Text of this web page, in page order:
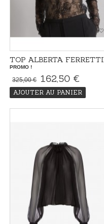
TOP ALBERTA FERRETTI
PROMO !
325,00 € 162,50 €
AJOUTER AU PANIER